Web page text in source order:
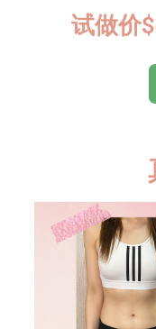
试做价